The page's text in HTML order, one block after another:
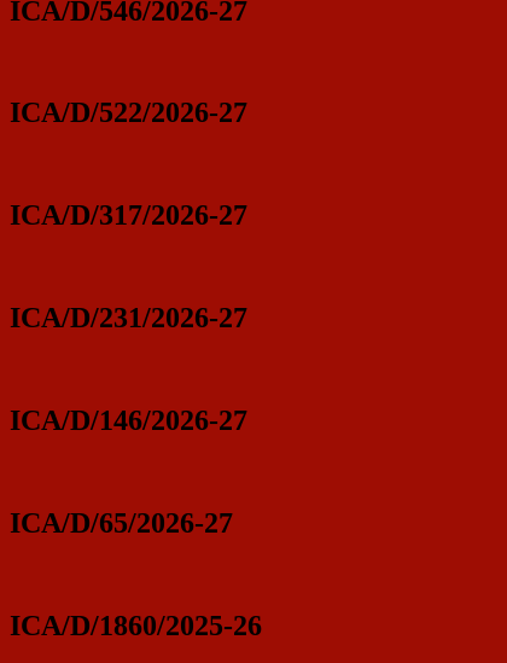
ICA/D/546/2026-27
ICA/D/522/2026-27
ICA/D/317/2026-27
ICA/D/231/2026-27
ICA/D/146/2026-27
ICA/D/65/2026-27
ICA/D/1860/2025-26